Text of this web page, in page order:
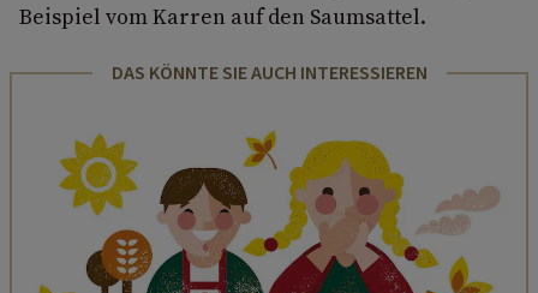
Beispiel vom Karren auf den Saumsattel.
DAS KÖNNTE SIE AUCH INTERESSIEREN